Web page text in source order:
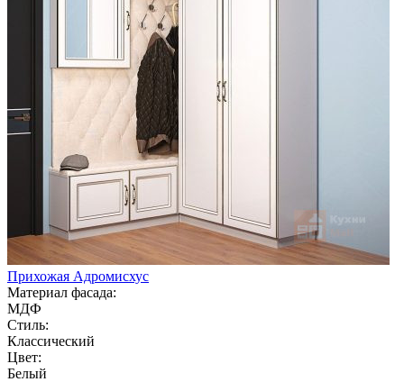
Прихожая Адромисхус
Материал фасада:
МДФ
Стиль:
Классический
Цвет:
Белый